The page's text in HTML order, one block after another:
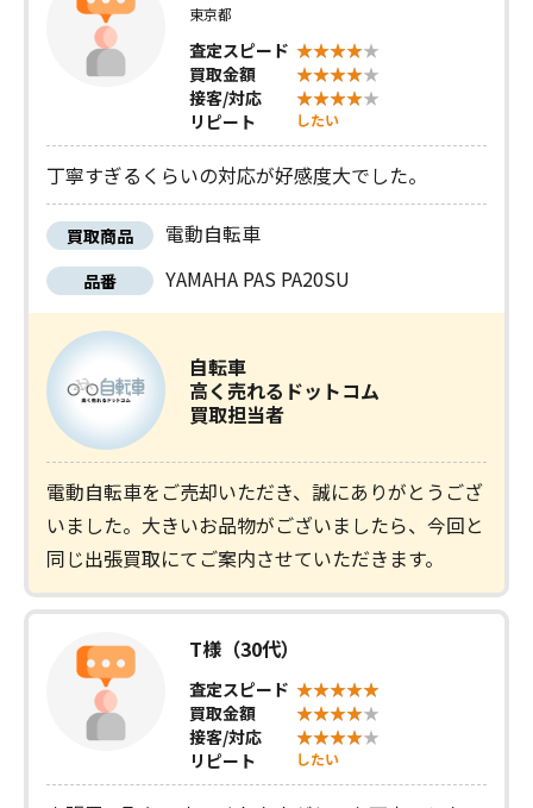
東京都
査定スピード
買取金額
接客/対応
リピート
したい
丁寧すぎるくらいの対応が好感度大でした。
買取商品 電動自転車
品番 YAMAHA PAS PA20SU
自転車
高く売れるドットコム
買取担当者
電動自転車をご売却いただき、誠にありがとうござ
いました。大きいお品物がございましたら、今回と
同じ出張買取にてご案内させていただきます。
T様（30代）
査定スピード
買取金額
接客/対応
リピート
したい